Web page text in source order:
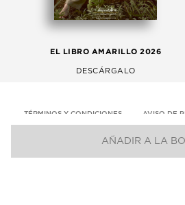
AÑADIR A LA
EL LIBRO AMARILLO 2026
DESCÁRGALO
TÉRMINOS Y CONDICIONES AVISO DE